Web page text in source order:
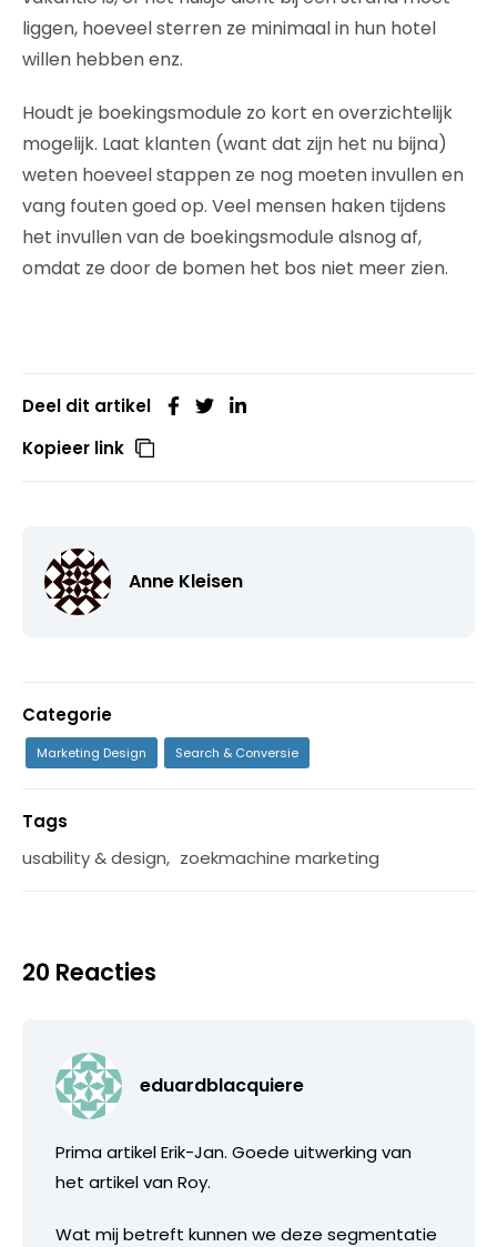
liggen, hoeveel sterren ze minimaal in hun hotel
willen hebben enz.
Houdt je boekingsmodule zo kort en overzichtelijk
mogelijk. Laat klanten (want dat zijn het nu bijna)
weten hoeveel stappen ze nog moeten invullen en
vang fouten goed op. Veel mensen haken tijdens
het invullen van de boekingsmodule alsnog af,
omdat ze door de bomen het bos niet meer zien.
Deel dit artikel
Kopieer link
Anne Kleisen
Categorie
Marketing Design Search & Conversie
Tags
usability & design, zoekmachine marketing
20 Reacties
eduardblacquiere
Prima artikel Erik-Jan. Goede uitwerking van
het artikel van Roy.
Wat mij betreft kunnen we deze segmentatie